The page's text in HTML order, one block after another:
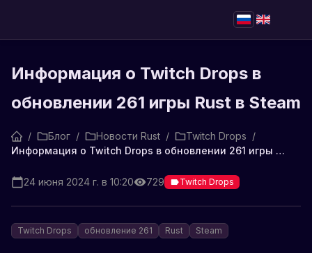
Информация о Twitch Drops в
обновлении 261 игры Rust в Steam
/ Блог / Новости Rust / Twitch Drops /
Информация о Twitch Drops в обновлении 261 игры Rust в Steam
24 июня 2024 г. в 10:20 729 Twitch Drops
Twitch Drops обновление 261 Rust Steam